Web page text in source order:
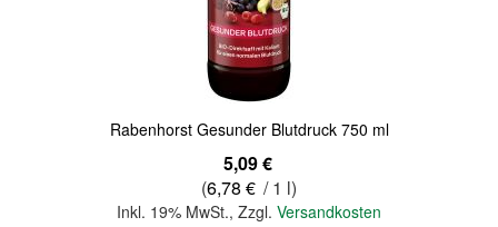
Rabenhorst Gesunder Blutdruck 750 ml
5,09 €
(6,78 € / 1 l)
Inkl. 19% MwSt., Zzgl. Versandkosten